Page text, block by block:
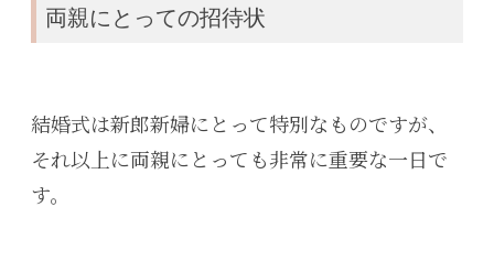
両親にとっての招待状
結婚式は新郎新婦にとって特別なものですが、
それ以上に両親にとっても非常に重要な一日で
す。